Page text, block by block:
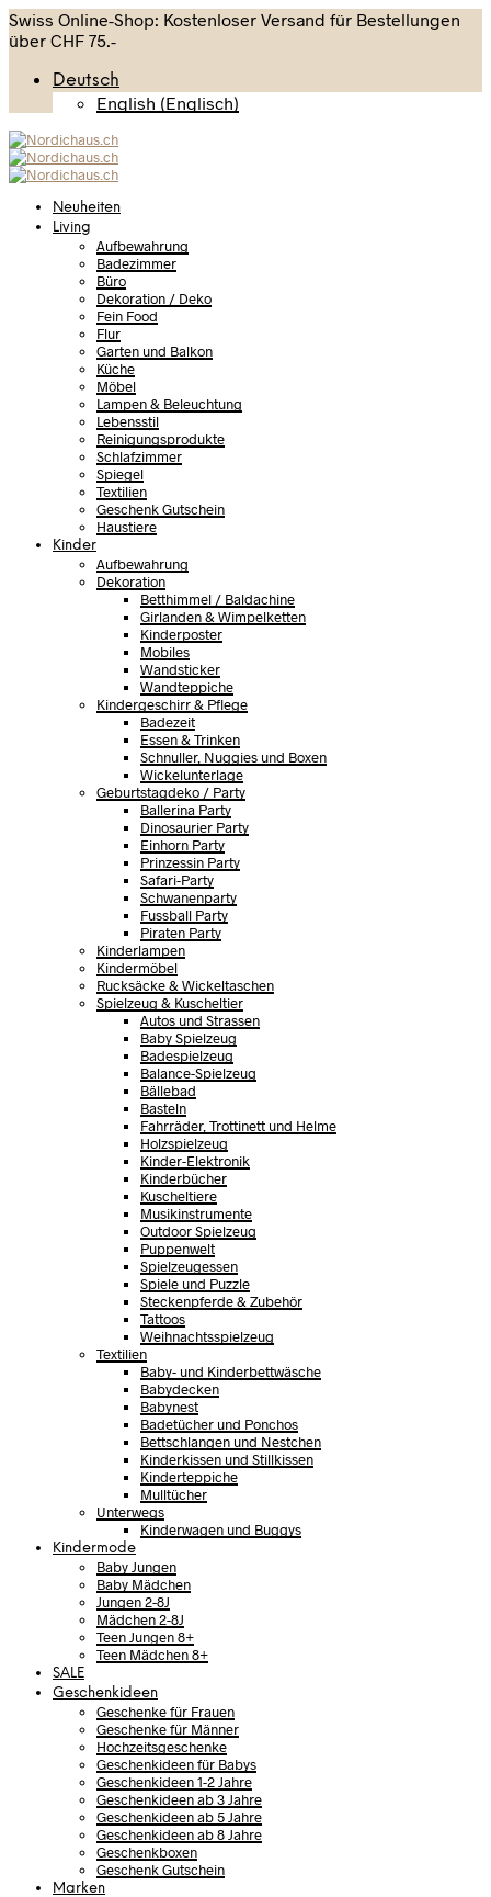
Swiss Online-Shop: Kostenloser Versand für Bestellungen
über CHF 75.-
Deutsch
English (Englisch)
Neuheiten
Living
Aufbewahrung
Badezimmer
Büro
Dekoration / Deko
Fein Food
Flur
Garten und Balkon
Küche
Möbel
Lampen & Beleuchtung
Lebensstil
Reinigungsprodukte
Schlafzimmer
Spiegel
Textilien
Geschenk Gutschein
Haustiere
Kinder
Aufbewahrung
Dekoration
Betthimmel / Baldachine
Girlanden & Wimpelketten
Kinderposter
Mobiles
Wandsticker
Wandteppiche
Kindergeschirr & Pflege
Badezeit
Essen & Trinken
Schnuller, Nuggies und Boxen
Wickelunterlage
Geburtstagdeko / Party
Ballerina Party
Dinosaurier Party
Einhorn Party
Prinzessin Party
Safari-Party
Schwanenparty
Fussball Party
Piraten Party
Kinderlampen
Kindermöbel
Rucksäcke & Wickeltaschen
Spielzeug & Kuscheltier
Autos und Strassen
Baby Spielzeug
Badespielzeug
Balance-Spielzeug
Bällebad
Basteln
Fahrräder, Trottinett und Helme
Holzspielzeug
Kinder-Elektronik
Kinderbücher
Kuscheltiere
Musikinstrumente
Outdoor Spielzeug
Puppenwelt
Spielzeugessen
Spiele und Puzzle
Steckenpferde & Zubehör
Tattoos
Weihnachtsspielzeug
Textilien
Baby- und Kinderbettwäsche
Babydecken
Babynest
Badetücher und Ponchos
Bettschlangen und Nestchen
Kinderkissen und Stillkissen
Kinderteppiche
Mulltücher
Unterwegs
Kinderwagen und Buggys
Kindermode
Baby Jungen
Baby Mädchen
Jungen 2-8J
Mädchen 2-8J
Teen Jungen 8+
Teen Mädchen 8+
SALE
Geschenkideen
Geschenke für Frauen
Geschenke für Männer
Hochzeitsgeschenke
Geschenkideen für Babys
Geschenkideen 1-2 Jahre
Geschenkideen ab 3 Jahre
Geschenkideen ab 5 Jahre
Geschenkideen ab 8 Jahre
Geschenkboxen
Geschenk Gutschein
Marken